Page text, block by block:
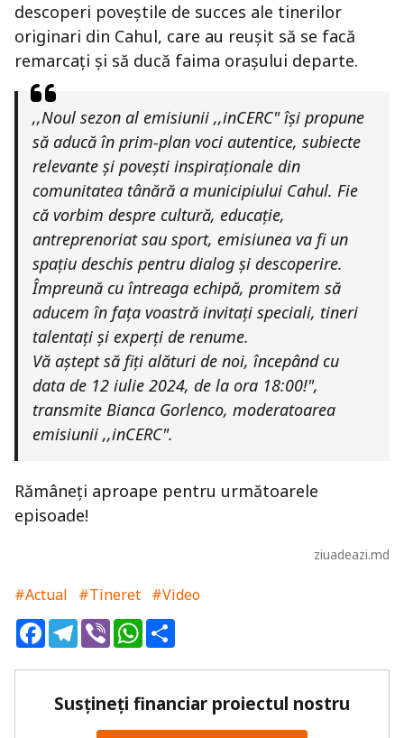
descoperi poveștile de succes ale tinerilor
originari din Cahul, care au reușit să se facă
remarcați și să ducă faima orașului departe.
,,Noul sezon al emisiunii ,,inCERC" își propune
să aducă în prim-plan voci autentice, subiecte
relevante și povești inspiraționale din
comunitatea tânără a municipiului Cahul. Fie
că vorbim despre cultură, educație,
antreprenoriat sau sport, emisiunea va fi un
spațiu deschis pentru dialog și descoperire.
Împreună cu întreaga echipă, promitem să
aducem în fața voastră invitați speciali, tineri
talentați și experți de renume.
Vă aștept să fiți alături de noi, începând cu
data de 12 iulie 2024, de la ora 18:00!",
transmite Bianca Gorlenco, moderatoarea
emisiunii ,,inCERC".
Rămâneți aproape pentru următoarele
episoade!
ziuadeazi.md
#Actual #Tineret #Video
FacebookTelegram
ViberWhatsApp
Susțineți financiar proiectul nostru